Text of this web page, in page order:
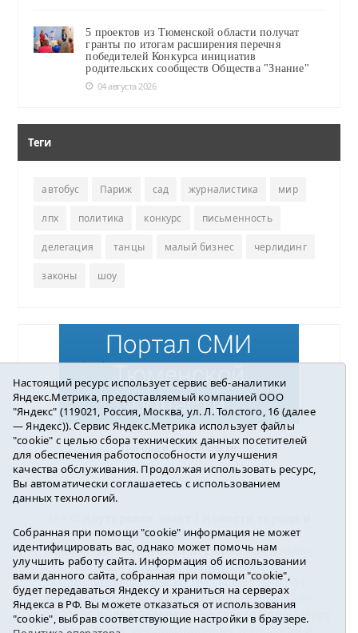
5 проектов из Тюменской области получат
гранты по итогам расширения перечня
победителей Конкурса инициатив
родительских сообществ Общества "Знание"
04 августа 2026
Теги
автобус Париж сад журналистика мир
лпх политика конкурс письменность
делегация танцы малый бизнес черлидинг
законы шоу
Погода в Ялуторовске
района2016-2023
Учредитель: АНО «ИИЦ « Ялуторовская жизнь».
Главный редактор: Вешкурцева С.П.
E-mail:yznaet@inbox.ruТел.: 8(34535)2-02-51
Регистрационный номер ЭЛ № ФС 77-64937 от
24.02.2016г. выдан Федеральной службой по надзору
в сфере связи, информационных технологий и
Настоящий ресурс использует сервис веб-аналитики
Яндекс.Метрика, предоставляемый компанией ООО
"Яндекс" (119021, Россия, Москва, ул. Л. Толстого, 16 (далее
— Яндекс)). Сервис Яндекс.Метрика использует файлы
"cookie" с целью сбора технических данных посетителей
для обеспечения работоспособности и улучшения
качества обслуживания. Продолжая использовать ресурс,
Вы автоматически соглашаетесь с использованием
данных технологий.
Собранная при помощи "cookie" информация не может
идентифицировать вас, однако может помочь нам
улучшить работу сайта. Информация об использовании
вами данного сайта, собранная при помощи "cookie",
будет передаваться Яндексу и храниться на серверах
Яндекса в РФ. Вы можете отказаться от использования
"cookie", выбрав соответствующие настройки в браузере.